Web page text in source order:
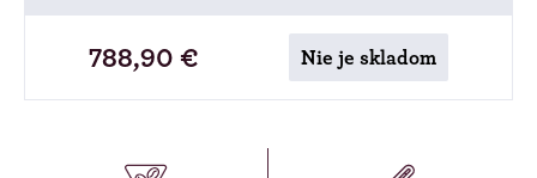
788,90 € Nie je skladom